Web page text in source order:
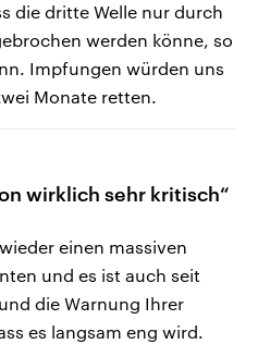
die dritte Welle nur durch
werden könne, so
Impfungen würden uns
Monate retten.
wirklich sehr kritisch“
einen massiven
und es ist auch seit
die Warnung Ihrer
es langsam eng wird.